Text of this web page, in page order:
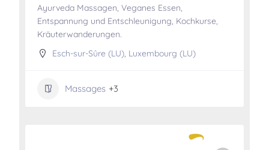
Ayurveda Massagen, Veganes Essen,
Entspannung und Entschleunigung, Kochkurse,
Kräuterwanderungen.
Esch-sur-Sûre (LU) Luxembourg (LU)
Massages +3